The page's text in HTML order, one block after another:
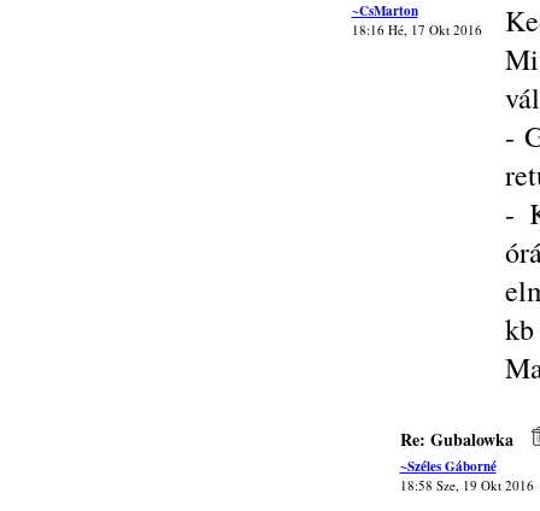
~CsMarton
18:16 Hé, 17 Okt 2016
-
-
kb
Re: Gubalowka
~Széles Gáborné
18:58 Sze, 19 Okt 2016